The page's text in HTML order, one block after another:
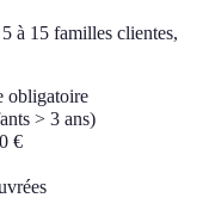
à 15 familles clientes,
obligatoire
> 3 ans)
€